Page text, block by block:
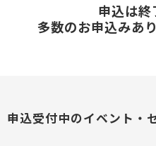
申込は終
多数のお申込みあ
申込受付中のイベント・